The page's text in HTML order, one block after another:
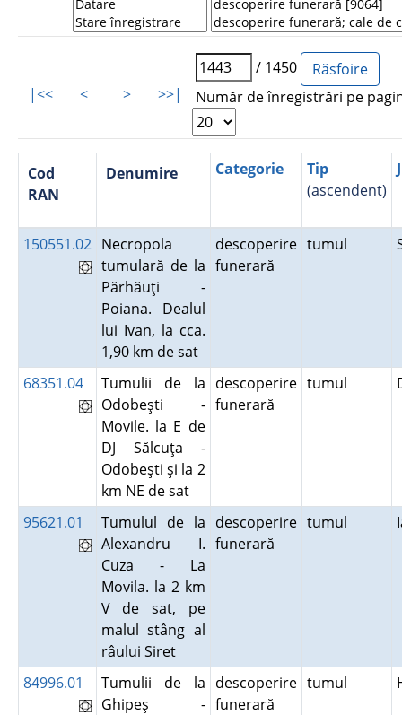
|<< < > >>|
/ 1450
Număr de înregistrări pe
Cod
RAN
Denumire Categorie
Tip
(ascendent)
150551.02 Necropola
tumulară de la
Părhăuţi -
Poiana. Dealul
lui Ivan, la cca.
1,90 km de sat
descoperire
funerară
tumul
68351.04
Tumulii de la
Odobeşti -
Movile. la E de
DJ Sălcuţa -
Odobeşti şi la 2
km NE de sat
descoperire
funerară
tumul
95621.01
Tumulul de la
Alexandru I.
Cuza - La
Movila. la 2 km
V de sat, pe
malul stâng al
râului Siret
descoperire
funerară
tumul
84996.01
Tumulii de la
Ghipeş -
descoperire
funerară
tumul